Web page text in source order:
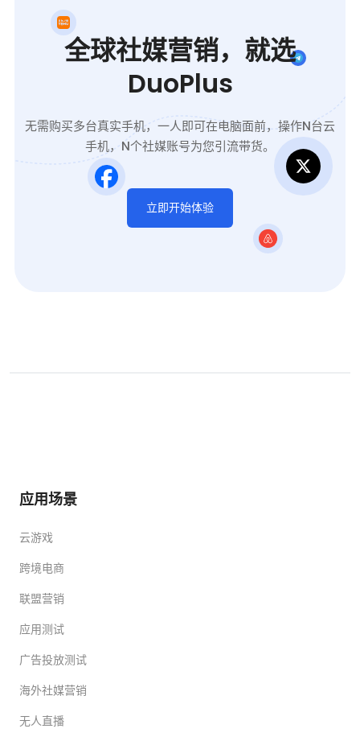
全球社媒营销，就选
DuoPlus
无需购买多台真实手机，一人即可在电脑面前，操作N台云
手机，N个社媒账号为您引流带货。
立即开始体验
应用场景
云游戏
跨境电商
联盟营销
应用测试
广告投放测试
海外社媒营销
无人直播